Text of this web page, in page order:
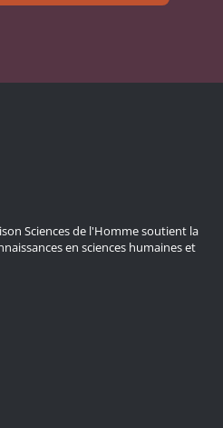
Sciences de l'Homme soutient la
en sciences humaines et